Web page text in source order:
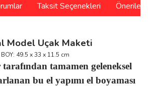
Taksit Seçenekleri
Model Uçak Maketi
BOY: 49.5 x 33 x 11.5 cm
tarafından tamamen geleneksel
bu el yapımı el boyaması